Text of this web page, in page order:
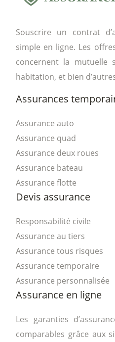
Souscrire un contrat
simple en ligne. Les
concernent la mutuelle
habitation, et bien
Assurances
Assurance auto
Assurance quad
Assurance deux roues
Assurance bateau
Assurance flotte
Devis assurance
Responsabilité civile
Assurance au tiers
Assurance tous risques
Assurance temporaire
Assurance personnalisée
Assurance en ligne
Les garanties
comparables grâce aux